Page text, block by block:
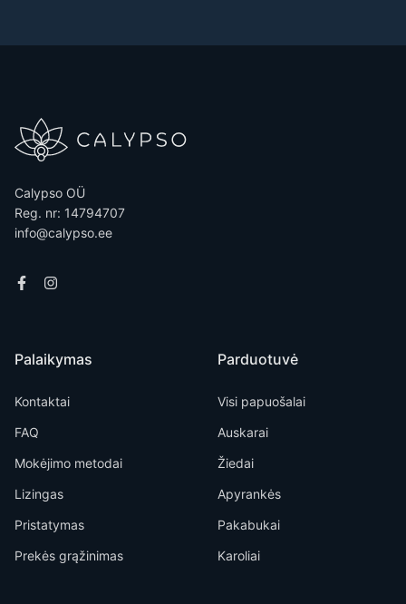
Calypso OÜ
Reg. nr: 14794707
info@calypso.ee
Palaikymas
Kontaktai
FAQ
Mokėjimo metodai
Lizingas
Pristatymas
Prekės grąžinimas
Parduotuvė
Visi papuošalai
Auskarai
Žiedai
Apyrankės
Pakabukai
Karoliai